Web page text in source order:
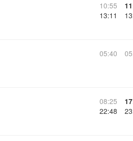
10:55
13:11
05:40
08:25
22:48